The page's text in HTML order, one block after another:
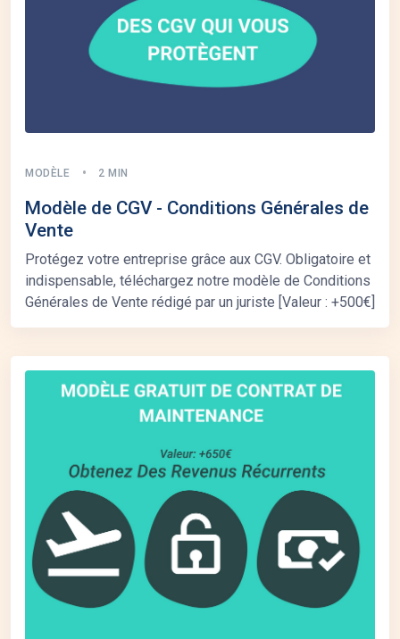
MODÈLE 2 MIN
Modèle de CGV - Conditions Générales de
Vente
Protégez votre entreprise grâce aux CGV. Obligatoire et
indispensable, téléchargez notre modèle de Conditions
Générales de Vente rédigé par un juriste [Valeur : +500€]